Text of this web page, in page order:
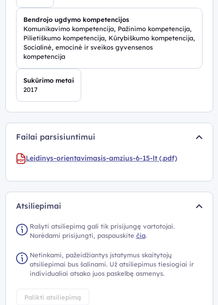
Bendrojo ugdymo kompetencijos
Komunikavimo kompetencija, Pažinimo kompetencija,
Pilietiškumo kompetencija, Kūrybiškumo kompetencija,
Socialinė, emocinė ir sveikos gyvensenos
kompetencija
Sukūrimo metai
2017
Failai parsisiuntimui
Leidinys-orientavimasis-amzius-6-15-lt (.pdf)
Atsiliepimai
Rašyti atsiliepimą gali tik prisijungę vartotojai.
Norėdami prisijungti, paspauskite čia.
Netinkami, pažeidžiantys įstatymus skaitytojų
atsiliepimai bus šalinami. Už atsiliepimus tiesiogiai ir
individualiai atsako juos paskelbę asmenys.
Palikti atsiliepimą